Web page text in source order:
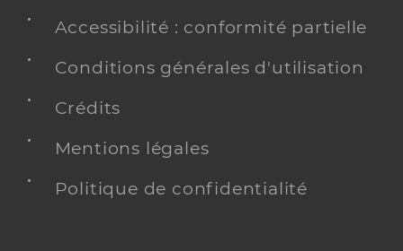
Accessibilité : conformité partielle
Conditions générales d'utilisation
Crédits
Mentions légales
Politique de confidentialité